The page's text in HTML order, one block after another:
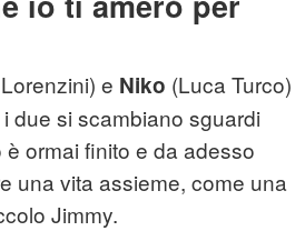
e Niko (Luca Turco)
due si scambiano sguardi
ormai finito e da adesso
una vita assieme, come una
Jimmy.